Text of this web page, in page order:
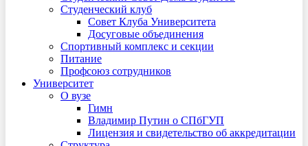
Студенческий клуб
Совет Клуба Университета
Досуговые объединения
Спортивный комплекс и секции
Питание
Профсоюз сотрудников
Университет
О вузе
Гимн
Владимир Путин о СПбГУП
Лицензия и свидетельство об аккредитации